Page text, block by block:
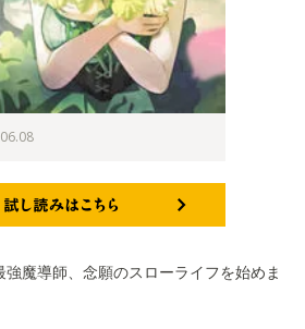
魔導師、念願のスローライフを始めま